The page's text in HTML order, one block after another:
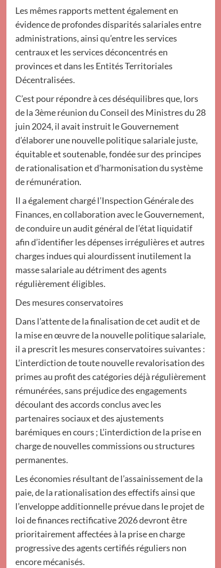
Les mêmes rapports mettent également en
évidence de profondes disparités salariales entre
administrations, ainsi qu’entre les services
centraux et les services déconcentrés en
provinces et dans les Entités Territoriales
Décentralisées.
C’est pour répondre à ces déséquilibres que, lors
de la 3ème réunion du Conseil des Ministres du 28
juin 2024, il avait instruit le Gouvernement
d’élaborer une nouvelle politique salariale juste,
équitable et soutenable, fondée sur des principes
de rationalisation et d’harmonisation du système
de rémunération.
Il a également chargé l’Inspection Générale des
Finances, en collaboration avec le Gouvernement,
de conduire un audit général de l’état liquidatif
afin d’identifier les dépenses irrégulières et autres
charges indues qui alourdissent inutilement la
masse salariale au détriment des agents
régulièrement éligibles.
Des mesures conservatoires
Dans l’attente de la finalisation de cet audit et de
la mise en œuvre de la nouvelle politique salariale,
il a prescrit les mesures conservatoires suivantes :
L’interdiction de toute nouvelle revalorisation des
primes au profit des catégories déjà régulièrement
rémunérées, sans préjudice des engagements
découlant des accords conclus avec les
partenaires sociaux et des ajustements
barémiques en cours ; L’interdiction de la prise en
charge de nouvelles commissions ou structures
permanentes.
Les économies résultant de l’assainissement de la
paie, de la rationalisation des effectifs ainsi que
l’enveloppe additionnelle prévue dans le projet de
loi de finances rectificative 2026 devront être
prioritairement affectées à la prise en charge
progressive des agents certifiés réguliers non
encore mécanisés.